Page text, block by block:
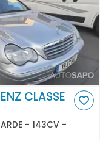
CLASSE
- 143CV -